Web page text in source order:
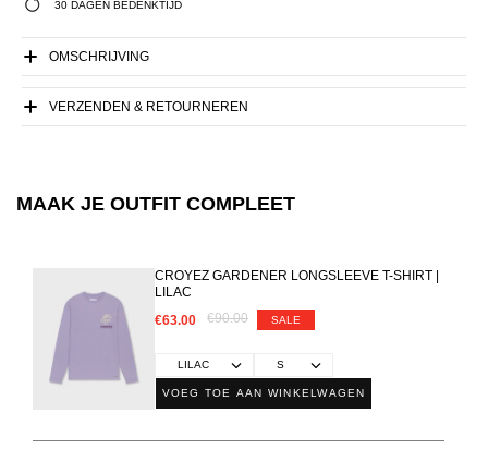
30 DAGEN BEDENKTIJD
OMSCHRIJVING
VERZENDEN & RETOURNEREN
MAAK JE OUTFIT COMPLEET
CROYEZ GARDENER LONGSLEEVE T-SHIRT |
LILAC
€63.00
€90.00 SALE
VOEG TOE AAN WINKELWAGEN